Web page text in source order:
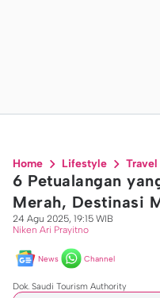
Home Lifestyle Travel
6 Petualangan
Merah, Destinasi
24 Agu 2025, 19:15 WIB
Niken Ari Prayitno
News Channel
Dok. Saudi Tourism Authority